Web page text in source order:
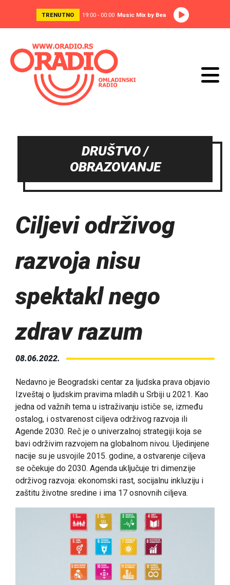
TRENUTNO 19:00 - 00:00 Music Mix by Bea
DRUŠTVO /
OBRAZOVANJE
Ciljevi održivog
razvoja nisu
spektakl nego
zdrav razum
08.06.2022.
Nedavno je Beogradski centar za ljudska prava objavio
Izveštaj o ljudskim pravima mladih u Srbiji u 2021. Kao
jedna od važnih tema u istraživanju ističe se, između
ostalog, i ostvarenost ciljeva održivog razvoja ili
Agende 2030. Reč je o univerzalnoj strategiji koja se
bavi održivim razvojem na globalnom nivou. Ujedinjene
nacije su je usvojile 2015. godine, a ostvarenje ciljeva
se očekuje do 2030. Agenda uključuje tri dimenzije
održivog razvoja: ekonomski rast, socijalnu inkluziju i
zaštitu životne sredine i ima 17 osnovnih ciljeva.